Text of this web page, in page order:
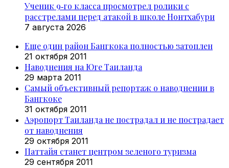
Ученик 9‑го класса просмотрел ролики с
расстрелами перед атакой в школе Нонтхабури
7 августа 2026
Еще один район Бангкока полностью затоплен
21 октября 2011
Наводнения на Юге Таиланда
29 марта 2011
Самый объективный репортаж о наводнении в
Бангкоке
31 октября 2011
Аэропорт Таиланда не пострадал и не пострадает
от наводнения
29 октября 2011
Паттайя станет центром зеленого туризма
29 сентября 2011